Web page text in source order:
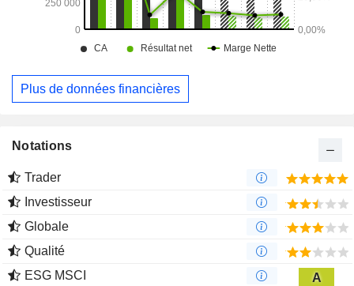
Plus de données financières
Notations
Trader
Investisseur
Globale
Qualité
ESG MSCI
A